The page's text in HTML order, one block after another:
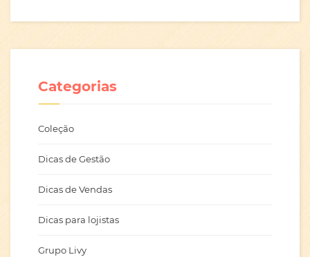
Categorias
Coleção
Dicas de Gestão
Dicas de Vendas
Dicas para lojistas
Grupo Livy